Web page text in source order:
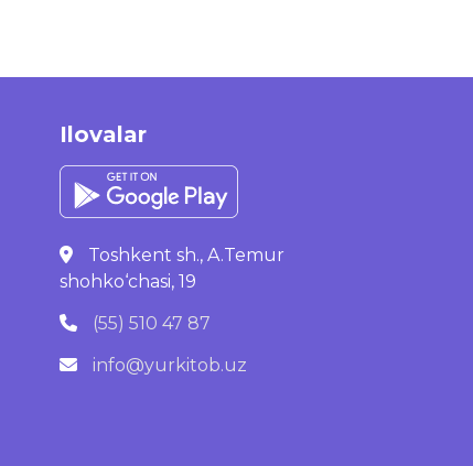
Ilovalar
Toshkent sh., A.Temur
shohko‘chasi, 19
(55) 510 47 87
info@yurkitob.uz